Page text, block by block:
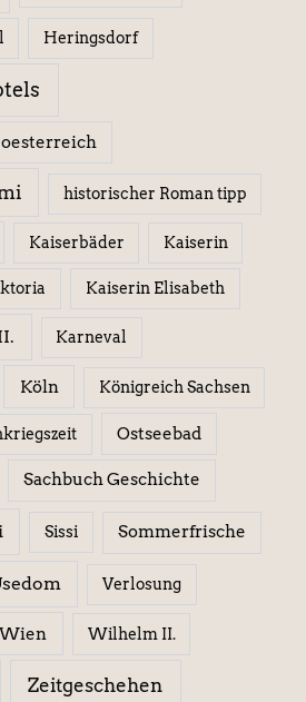
Heringsdorf
historischer Roman tipp
Kaiserbäder Kaiserin
Kaiserin Elisabeth
Karneval
Köln Königreich Sachsen
Ostseebad
Sachbuch Geschichte
Sissi Sommerfrische
Verlosung
Wien Wilhelm II.
Zeitgeschehen